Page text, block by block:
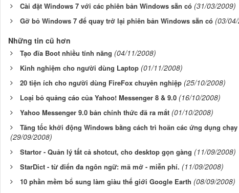
Cài đặt Windows 7 với các phiên bản Windows sẵn có (31/03/2009)
Gỡ bỏ Windows 7 để quay trở lại phiên bản Windows sẵn có (03/
Những tin cũ hơn
Tạo đĩa Boot nhiều tính năng (04/11/2008)
Kinh nghiệm cho người dùng Laptop (01/11/2008)
20 tiện ích cho người dùng FireFox chuyên nghiệp (25/10/2008)
Loại bỏ quảng cáo của Yahoo! Messenger 8 & 9.0 (16/10/2008)
Yahoo Messenger 9.0 bản chính thức đã ra mắt (01/10/2008)
Tăng tốc khởi động Windows bằng cách trì hoãn các ứng dụng chạy
(29/09/2008)
Startor - Quản lý tất cả shotcut, cho desktop gọn gàng (11/09/2008)
StarDict - từ điển đa ngôn ngữ: mã mở - miễn phí. (11/09/2008)
10 phần mềm bổ sung làm giàu thế giới Google Earth (08/09/2008)